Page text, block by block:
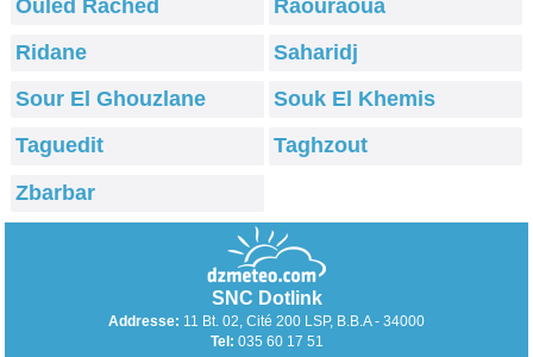
Ouled Rached
Raouraoua
Ridane
Saharidj
Sour El Ghouzlane
Souk El Khemis
Taguedit
Taghzout
Zbarbar
SNC Dotlink
Addresse: 11 Bt. 02, Cité 200 LSP, B.B.A - 34000
Tel: 035 60 17 51